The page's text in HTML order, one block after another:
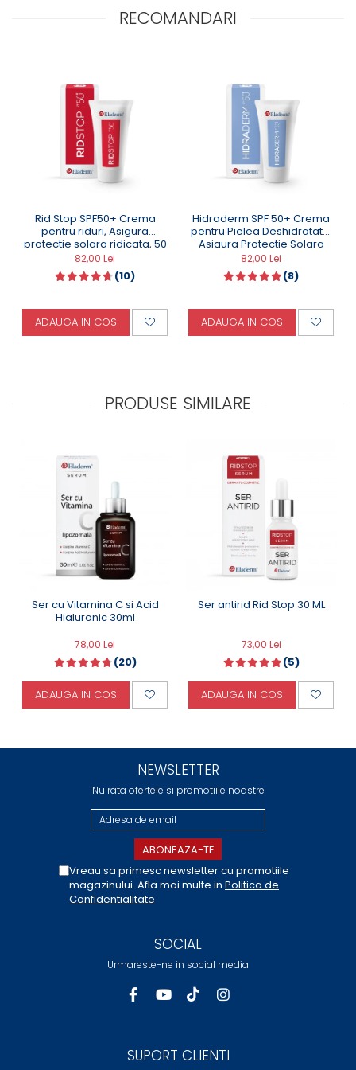
culoare, tocmai pentru a le feri lumină.
RECOMANDARI
Rid Stop SPF50+ Crema
pentru riduri, Asigura
protectie solara ridicata, 50
ML
82,00 Lei
(10)
ADAUGA IN COS
Hidraderm SPF 50+ Crema
pentru Pielea Deshidratata.
Asigura Protectie Solara
Ridicata - 50 ML
82,00 Lei
(8)
ADAUGA IN COS
PRODUSE SIMILARE
Ser cu Vitamina C si Acid
Hialuronic 30ml
78,00 Lei
(20)
ADAUGA IN COS
Ser antirid Rid Stop 30 ML
73,00 Lei
(5)
ADAUGA IN COS
NEWSLETTER
Nu rata ofertele si promotiile noastre
Vreau sa primesc newsletter cu promotiile
magazinului. Afla mai multe in Politica de
Confidentialitate
SOCIAL
Urmareste-ne in social media
SUPORT CLIENTI